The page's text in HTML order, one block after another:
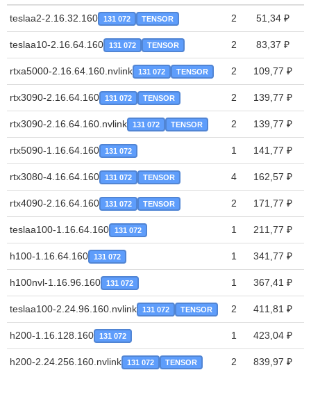
teslaa2-2.16.32.160 131 072 TENSOR 2 51,34 ₽
teslaa10-2.16.64.160 131 072 TENSOR 2 83,37 ₽
rtxa5000-2.16.64.160.nvlink 131 072 TENSOR 2 109,77 ₽
rtx3090-2.16.64.160 131 072 TENSOR 2 139,77 ₽
rtx3090-2.16.64.160.nvlink 131 072 TENSOR 2 139,77 ₽
rtx5090-1.16.64.160 131 072 1 141,77 ₽
rtx3080-4.16.64.160 131 072 TENSOR 4 162,57 ₽
rtx4090-2.16.64.160 131 072 TENSOR 2 171,77 ₽
teslaa100-1.16.64.160 131 072 1 211,77 ₽
h100-1.16.64.160 131 072 1 341,77 ₽
h100nvl-1.16.96.160 131 072 1 367,41 ₽
teslaa100-2.24.96.160.nvlink 131 072 TENSOR 2 411,81 ₽
h200-1.16.128.160 131 072 1 423,04 ₽
h200-2.24.256.160.nvlink 131 072 TENSOR 2 839,97 ₽